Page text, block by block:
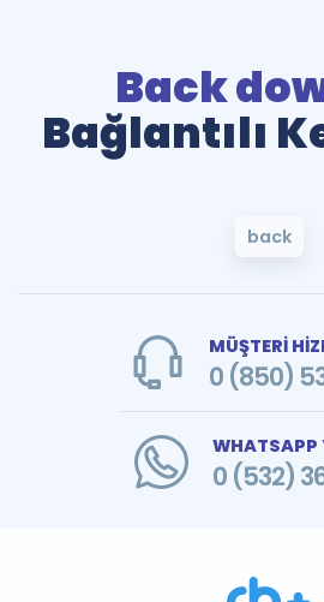
Back
Bağlantılı
back
MÜŞTERİ
0 (850)
WHATSAPP
0 (532)